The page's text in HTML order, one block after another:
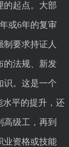
的起点。大部
或6年的复审
制要求持证人
的法规、新发
识。这是一个
水平的提升，还
级工，再到
业资格或技能